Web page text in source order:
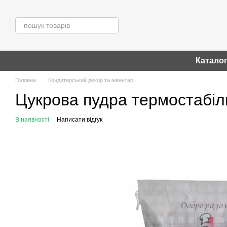
Каталог
Головна Кондитерський декор та інвентар
Цукрова пудра
В наявності Написати відгук